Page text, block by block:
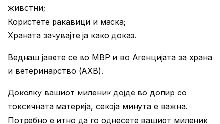
животни;
Користете ракавици и маска;
Храната зачувајте ја како доказ.
Веднаш јавете се во МВР и во Агенцијата за храна
и ветеринарство (АХВ).
Доколку вашиот миленик дојде во допир со
токсичната материја, секоја минута е важна.
Потребно е итно да го однесете вашиот миленик